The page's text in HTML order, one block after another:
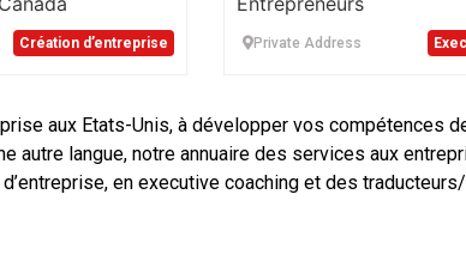
Création d’entreprise Private Address
aux Etats-Unis, à développer vos compétences
autre langue, notre annuaire des services aux
en executive coaching et des